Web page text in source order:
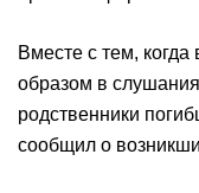
Вместе с тем, когда
образом в
родственники
сообщил о